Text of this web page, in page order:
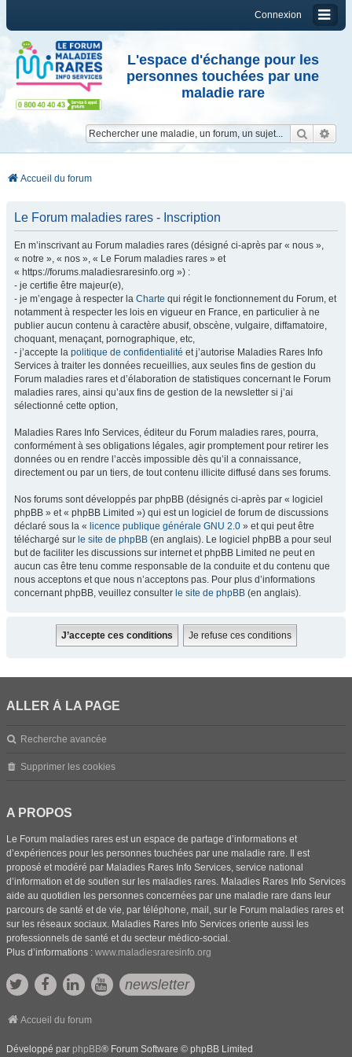
Connexion
L'espace d'échange pour les
personnes touchées par une
maladie rare
Accueil du forum
Le Forum maladies rares - Inscription
En m’inscrivant au Forum maladies rares (désigné ci-après par « nous »,
« notre », « nos », « Le Forum maladies rares » et
« https://forums.maladiesraresinfo.org ») :
- je certifie être majeur(e),
- je m’engage à respecter la Charte qui régit le fonctionnement du Forum, et
notamment à respecter les lois en vigueur en France, en particulier à ne
publier aucun contenu à caractère abusif, obscène, vulgaire, diffamatoire,
choquant, menaçant, pornographique, etc,
- j’accepte la politique de confidentialité et j’autorise Maladies Rares Info
Services à traiter les données recueillies, aux seules fins de gestion du
Forum maladies rares et d’élaboration de statistiques concernant le Forum
maladies rares, ainsi qu’aux fins de gestion de la newsletter si j’ai
sélectionné cette option,
Maladies Rares Info Services, éditeur du Forum maladies rares, pourra,
conformément à ses obligations légales, agir promptement pour retirer les
données ou en rendre l’accès impossible dès qu’il a connaissance,
directement ou par un tiers, de tout contenu illicite diffusé dans ses forums.
Nos forums sont développés par phpBB (désignés ci-après par « logiciel
phpBB » et « phpBB Limited ») qui est un logiciel de forum de discussions
déclaré sous la « licence publique générale GNU 2.0 » et qui peut être
téléchargé sur le site de phpBB (en anglais). Le logiciel phpBB a pour seul
but de faciliter les discussions sur internet et phpBB Limited ne peut en
aucun cas être tenu comme responsable de la conduite et du contenu que
nous acceptons et que nous n’acceptons pas. Pour plus d’informations
concernant phpBB, veuillez consulter le site de phpBB (en anglais).
ALLER À LA PAGE
Recherche avancée
Supprimer les cookies
A PROPOS
Le Forum maladies rares est un espace de partage d’informations et
d’expériences pour les personnes touchées par une maladie rare. Il est
proposé et modéré par Maladies Rares Info Services, service national
d’information et de soutien sur les maladies rares. Maladies Rares Info Services
aide au quotidien les personnes concernées par une maladie rare dans leur
parcours de santé et de vie, par téléphone, mail, sur le Forum maladies rares et
sur les réseaux sociaux. Maladies Rares Info Services oriente aussi les
professionnels de santé et du secteur médico-social.
Plus d’informations : www.maladiesraresinfo.org
newsletter
Accueil du forum
Développé par phpBB® Forum Software © phpBB Limited